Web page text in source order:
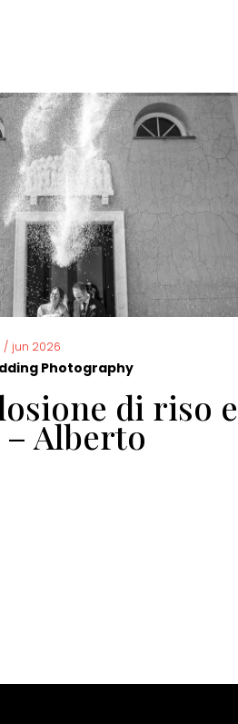
/ jun 2026
Photography
di riso e
Alberto